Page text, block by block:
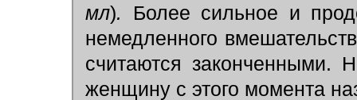
мл).
Более сильное и
немедленного
считаются законченными.
женщину с этого момента